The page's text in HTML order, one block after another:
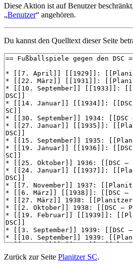
Diese Aktion ist auf Benutzer
„Benutzer“ angehören.
Du kannst den Quelltext dieser Seite
Zurück zur Seite Planitzer SC.